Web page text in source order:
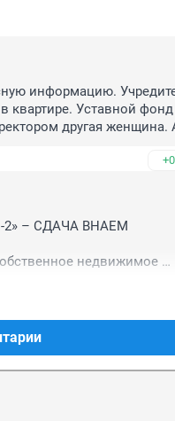
информацию.
квартире. Уставной фонд
другая женщина.
старые корпуса, более
тысяч рублей как
+0
2» – СДАЧА ВНАЕМ
недвижимое